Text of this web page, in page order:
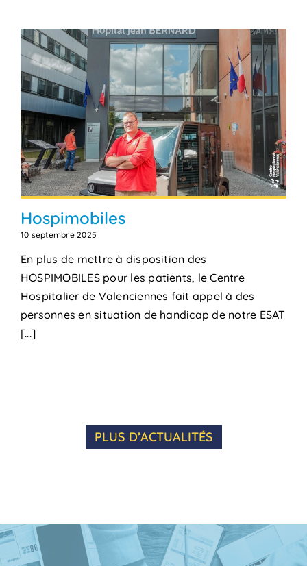
Hospimobiles
10 septembre 2025
En plus de mettre à disposition des
HOSPIMOBILES pour les patients, le Centre
Hospitalier de Valenciennes fait appel à des
personnes en situation de handicap de notre ESAT
[...]
PLUS D’ACTUALITÉS